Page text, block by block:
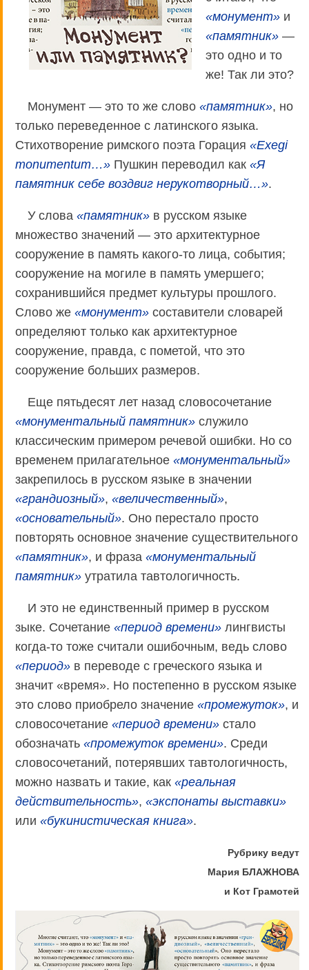
«монумент» и
«памятник» —
это одно и то
же! Так ли это?
Монумент — это то же слово «памятник», но
только переведенное с латинского языка.
Стихотворение римского поэта Горация «Exegi
monumentum…» Пушкин переводил как «Я
памятник себе воздвиг нерукотворный…».
У слова «памятник» в русском языке
множество значений — это архитектурное
сооружение в память какого-то лица, события;
сооружение на могиле в память умершего;
сохранившийся предмет культуры прошлого.
Слово же «монумент» составители словарей
определяют только как архитектурное
сооружение, правда, с пометой, что это
сооружение больших размеров.
Еще пятьдесят лет назад словосочетание
«монументальный памятник» служило
классическим примером речевой ошибки. Но со
временем прилагательное «монументальный»
закрепилось в русском языке в значении
«грандиозный», «величественный»,
«основательный». Оно перестало просто
повторять основное значение существительного
«памятник», и фраза «монументальный
памятник» утратила тавтологичность.
И это не единственный пример в русском
зыке. Сочетание «период времени» лингвисты
когда-то тоже считали ошибочным, ведь слово
«период» в переводе с греческого языка и
значит «время». Но постепенно в русском языке
это слово приобрело значение «промежуток», и
словосочетание «период времени» стало
обозначать «промежуток времени». Среди
словосочетаний, потерявших тавтологичность,
можно назвать и такие, как «реальная
действительность», «экспонаты выставки»
или «букинистическая книга».
Рубрику ведут
Мария БЛАЖНОВА
и Кот Грамотей